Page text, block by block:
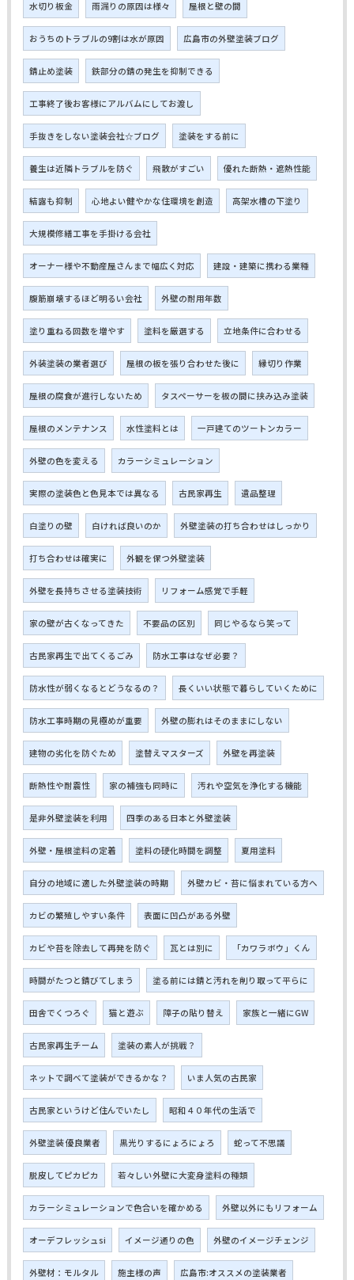
水切り板金 雨漏りの原因は様々 屋根と壁の間
おうちのトラブルの9割は水が原因 広島市の外壁塗装ブログ
錆止め塗装 鉄部分の錆の発生を抑制できる
工事終了後お客様にアルバムにしてお渡し
手抜きをしない塗装会社☆ブログ 塗装をする前に
養生は近隣トラブルを防ぐ 飛散がすごい 優れた断熱・遮熱性能
結露も抑制 心地よい健やかな住環境を創造 高架水槽の下塗り
大規模修繕工事を手掛ける会社
オーナー様や不動産屋さんまで幅広く対応 建設・建築に携わる業種
腹筋崩壊するほど明るい会社 外壁の耐用年数
塗り重ねる回数を増やす 塗料を厳選する 立地条件に合わせる
外装塗装の業者選び 屋根の板を張り合わせた後に 縁切り作業
屋根の腐食が進行しないため タスペーサーを板の間に挟み込み塗装
屋根のメンテナンス 水性塗料とは 一戸建てのツートンカラー
外壁の色を変える カラーシミュレーション
実際の塗装色と色見本では異なる 古民家再生 遺品整理
白塗りの壁 白ければ良いのか 外壁塗装の打ち合わせはしっかり
打ち合わせは確実に 外観を保つ外壁塗装
外壁を長持ちさせる塗装技術 リフォーム感覚で手軽
家の壁が古くなってきた 不要品の区別 同じやるなら笑って
古民家再生で出てくるごみ 防水工事はなぜ必要？
防水性が弱くなるとどうなるの？ 長くいい状態で暮らしていくために
防水工事時期の見極めが重要 外壁の膨れはそのままにしない
建物の劣化を防ぐため 塗替えマスターズ 外壁を再塗装
断熱性や耐震性 家の補強も同時に 汚れや空気を浄化する機能
是非外壁塗装を利用 四季のある日本と外壁塗装
外壁・屋根塗料の定着 塗料の硬化時間を調整 夏用塗料
自分の地域に適した外壁塗装の時期 外壁カビ・苔に悩まれている方へ
カビの繁殖しやすい条件 表面に凹凸がある外壁
カビや苔を除去して再発を防ぐ 瓦とは別に 「カワラボウ」くん
時間がたつと錆びてしまう 塗る前には錆と汚れを削り取って平らに
田舎でくつろぐ 猫と遊ぶ 障子の貼り替え 家族と一緒にGW
古民家再生チーム 塗装の素人が挑戦？
ネットで調べて塗装ができるかな？ いま人気の古民家
古民家というけど住んでいたし 昭和４０年代の生活で
外壁塗装 優良業者 黒光りするにょろにょろ 蛇って不思議
脱皮してピカピカ 若々しい外壁に大変身塗料の種類
カラーシミュレーションで色合いを確かめる 外壁以外にもリフォーム
オーデフレッシュsi イメージ通りの色 外壁のイメージチェンジ
外壁材：モルタル 施主様の声 広島市:オススメの塗装業者